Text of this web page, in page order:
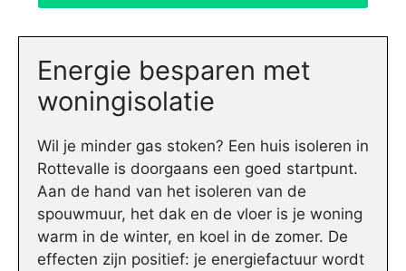
Energie besparen met
woningisolatie
Wil je minder gas stoken? Een huis isoleren in
Rottevalle is doorgaans een goed startpunt.
Aan de hand van het isoleren van de
spouwmuur, het dak en de vloer is je woning
warm in de winter, en koel in de zomer. De
effecten zijn positief: je energiefactuur wordt